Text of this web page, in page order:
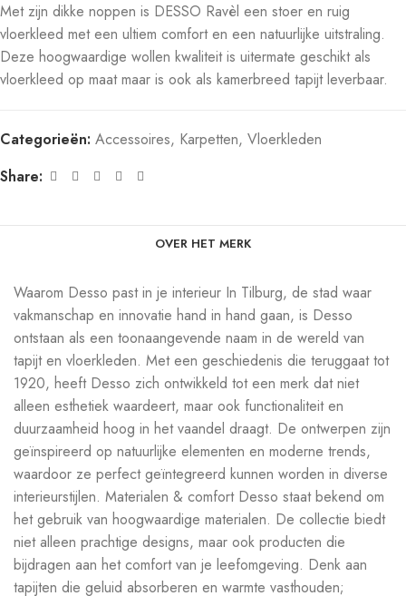
Met zijn dikke noppen is DESSO Ravèl een stoer en ruig
vloerkleed met een ultiem comfort en een natuurlijke uitstraling.
Deze hoogwaardige wollen kwaliteit is uitermate geschikt als
vloerkleed op maat maar is ook als kamerbreed tapijt leverbaar.
Categorieën: Accessoires, Karpetten, Vloerkleden
Share:
OVER HET MERK
Waarom Desso past in je interieur In Tilburg, de stad waar
vakmanschap en innovatie hand in hand gaan, is Desso
ontstaan als een toonaangevende naam in de wereld van
tapijt en vloerkleden. Met een geschiedenis die teruggaat tot
1920, heeft Desso zich ontwikkeld tot een merk dat niet
alleen esthetiek waardeert, maar ook functionaliteit en
duurzaamheid hoog in het vaandel draagt. De ontwerpen zijn
geïnspireerd op natuurlijke elementen en moderne trends,
waardoor ze perfect geïntegreerd kunnen worden in diverse
interieurstijlen. Materialen & comfort Desso staat bekend om
het gebruik van hoogwaardige materialen. De collectie biedt
niet alleen prachtige designs, maar ook producten die
bijdragen aan het comfort van je leefomgeving. Denk aan
tapijten die geluid absorberen en warmte vasthouden;